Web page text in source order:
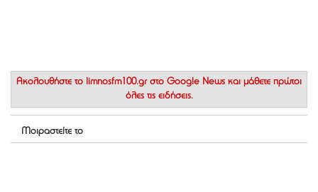
Ακολουθήστε το limnosfm100.gr στο Google News και μάθετε πρώτοι
όλες τις ειδήσεις.
Μοιραστείτε το